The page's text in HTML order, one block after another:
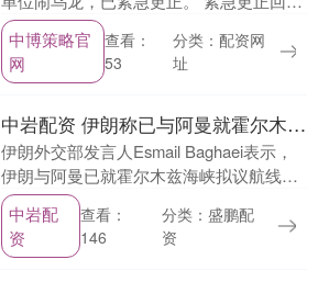
公告金额单位 8月5日，华安证券发布关于
股份回购进展的公告（修订版），原因是
公....
中博策略官
网
查看：
53
分类：配资网
址
中岩配资 伊朗称已与阿曼就霍尔木兹海峡通航路线达成一致
伊朗外交部发言人Esmail Baghaei表示，
伊朗与阿曼已就霍尔木兹海峡拟议航线的
地理坐标达成一致。 他表示，两国联合声
明正在审议中，并已进入最后起草阶
段，....
中岩配
资
查看：
146
分类：盛鹏配
资